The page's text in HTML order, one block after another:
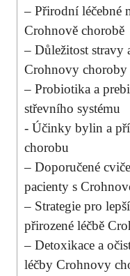
– Přirodní léčebné
Crohnově chorobě
– Důležitost
Crohnovy choroby
– Probiotika a
střevního systému
-⁢ Účinky⁢ bylin a
chorobu
– Doporučené
pacienty s
– Strategie pro
přirozené léčbě
– ‌Detoxikace a
léčby Crohnovy⁤